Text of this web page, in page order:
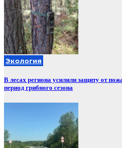
Экология
В лесах региона усилили защиту от
период грибного сезона